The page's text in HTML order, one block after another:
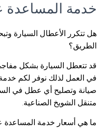
خدمة المساعدة
هل تتكرر الأعطال السيارة
الطريق؟
قد تتعطل السيارة بشكل
في العمل لذلك نوفر لكم
صيانة وتصليح أي عطل في
متنقل الشويخ الصناعية.
ما هي أسعار خدمة المساعدة